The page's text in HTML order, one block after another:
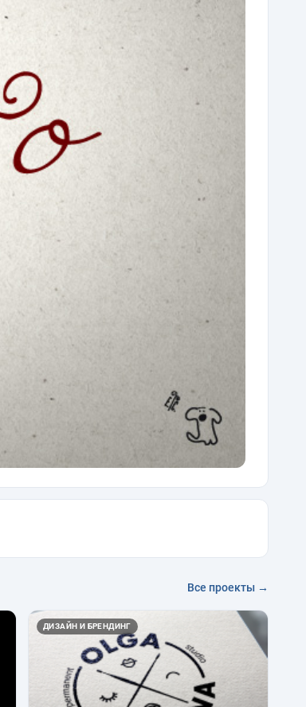
Все проекты →
ДИЗАЙН И БРЕНДИНГ